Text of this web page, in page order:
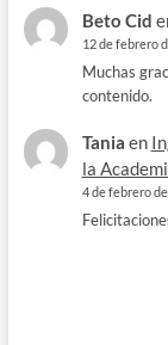
Beto Cid
12 de febrero
Muchas
contenido.
Tania en
la
4 de febrero